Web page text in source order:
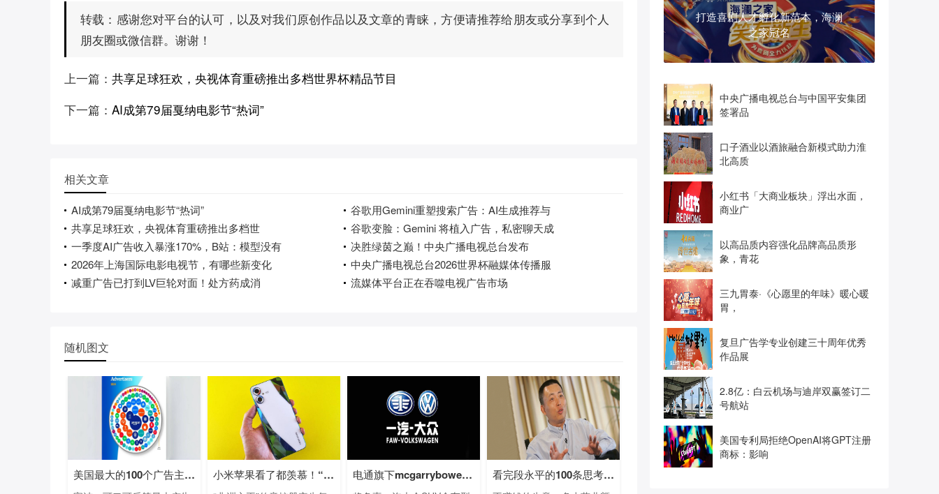
转载： 感谢您对平台的认可，以及对我们原创作品以及文章的青睐，方便请推荐给朋友或分享到个人
朋友圈或微信群。谢谢！
上一篇： 共享足球狂欢，央视体育重磅推出多档世界杯精品节目
下一篇： AI成第79届戛纳电影节“热词”
相关文章
AI成第79届戛纳电影节“热词”
谷歌用Gemini重塑搜索广告：AI生成推荐与
共享足球狂欢，央视体育重磅推出多档世
谷歌变脸：Gemini 将植入广告，私密聊天成
一季度AI广告收入暴涨170%，B站：模型没有
决胜绿茵之巅！中央广播电视总台发布
2026年上海国际电影电视节，有哪些新变化
中央广播电视总台2026世界杯融媒体传播服
减重广告已打到LV巨轮对面！处方药成消
流媒体平台正在吞噬电视广告市场
随机图文
美国最大的100个广告主名单：亚马逊等电 小米苹果看了都羡慕！“非洲手机之王” 电通旗下mcgarrybowen赢得一汽大众SUV及电动 看完段永平的100条思考，我终于悟出他为
打造喜剧人才孵化新范本，海澜
之家冠名
中央广播电视总台与中国平安集团
签署品
口子酒业以酒旅融合新模式助力淮
北高质
小红书「大商业板块」浮出水面，
商业广
以高品质内容强化品牌高品质形
象，青花
三九胃泰·《心愿里的年味》暖心暖
胃，
复旦广告学专业创建三十周年优秀
作品展
2.8亿：白云机场与迪岸双赢签订二
号航站
美国专利局拒绝OpenAI将GPT注册
商标：影响